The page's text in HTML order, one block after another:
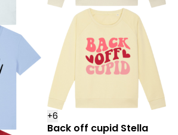
+6
Back off cupid Stella